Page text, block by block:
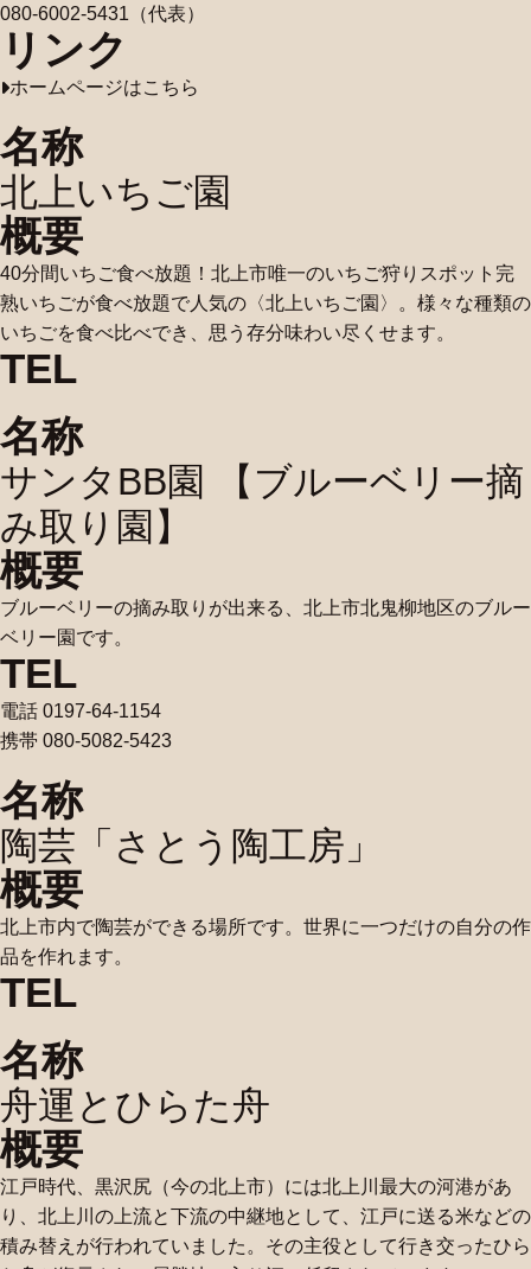
080-6002-5431（代表）
リンク
ホームページはこちら
名称
北上いちご園
概要
40分間いちご食べ放題！北上市唯一のいちご狩りスポット完
熟いちごが食べ放題で人気の〈北上いちご園〉。様々な種類の
いちごを食べ比べでき、思う存分味わい尽くせます。
TEL
名称
サンタBB園 【ブルーベリー摘
み取り園】
概要
ブルーベリーの摘み取りが出来る、北上市北鬼柳地区のブルー
ベリー園です。
TEL
電話 0197-64-1154
携帯 080-5082-5423
名称
陶芸「さとう陶工房」
概要
北上市内で陶芸ができる場所です。世界に一つだけの自分の作
品を作れます。
TEL
名称
舟運とひらた舟
概要
江戸時代、黒沢尻（今の北上市）には北上川最大の河港があ
り、北上川の上流と下流の中継地として、江戸に送る米などの
積み替えが行われていました。その主役として行き交ったひら